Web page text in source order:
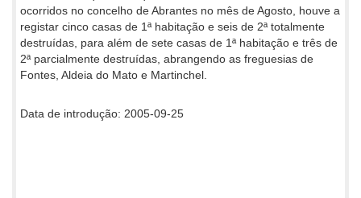
ocorridos no concelho de Abrantes no mês de Agosto, houve a
registar cinco casas de 1ª habitação e seis de 2ª totalmente
destruídas, para além de sete casas de 1ª habitação e três de
2ª parcialmente destruídas, abrangendo as freguesias de
Fontes, Aldeia do Mato e Martinchel.
Data de introdução: 2005-09-25